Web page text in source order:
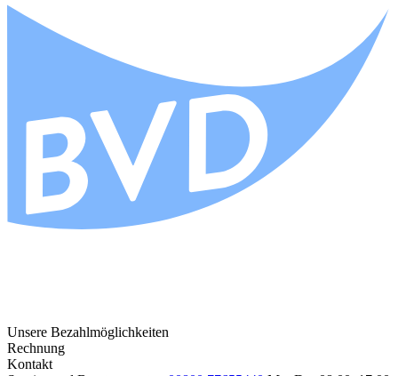
Unsere Bezahlmöglichkeiten
Rechnung
Kontakt